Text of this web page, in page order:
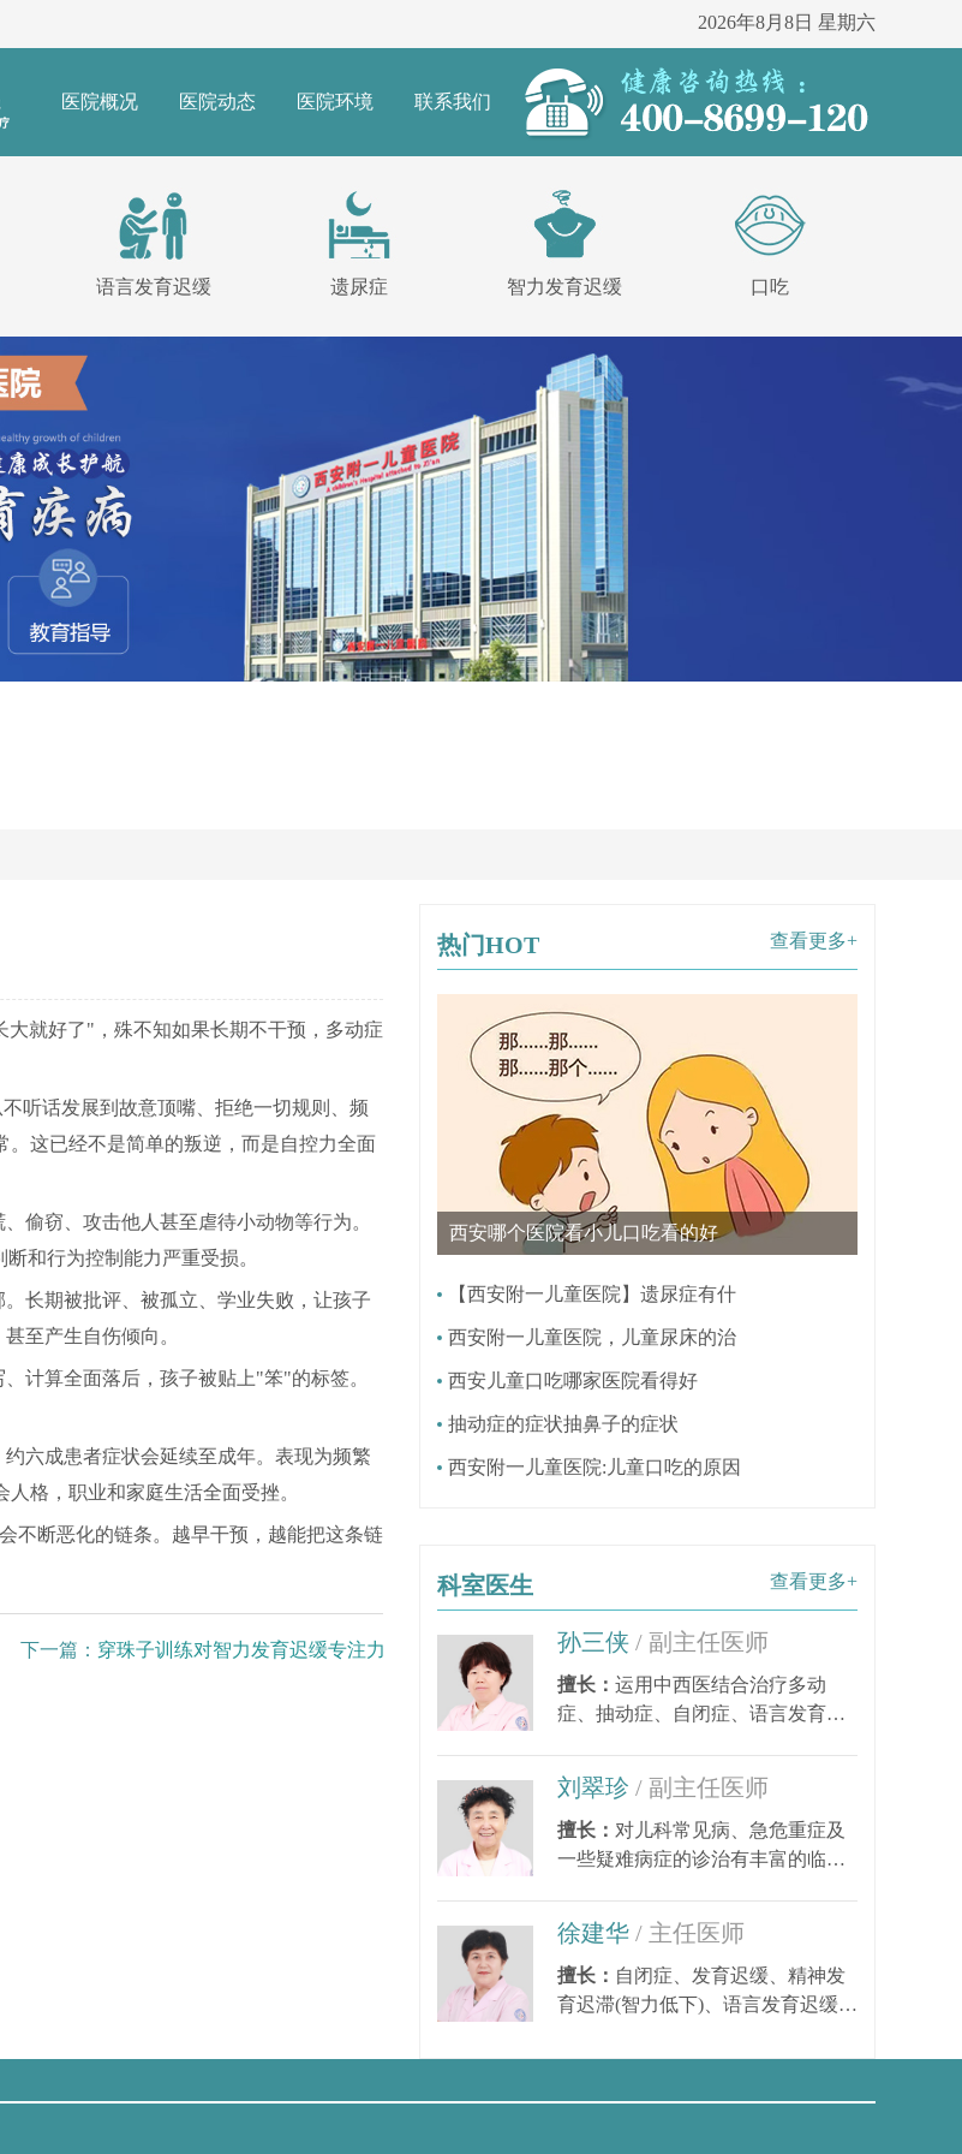
2026年8月8日 星期六
医院概况 医院动态 医院环境 联系我们
语言发育迟缓 遗尿症 智力发育迟缓 口吃
就好了"，殊不知如果长期不干预，多动症
听话发展到故意顶嘴、拒绝一切规则、频
这已经不是简单的叛逆，而是自控力全面
偷窃、攻击他人甚至虐待小动物等行为。
和行为控制能力严重受损。
长期被批评、被孤立、学业失败，让孩子
至产生自伤倾向。
计算全面落后，孩子被贴上"笨"的标签。
六成患者症状会延续至成年。表现为频繁
格，职业和家庭生活全面受挫。
不断恶化的链条。越早干预，越能把这条链
下一篇： 穿珠子训练对智力发育迟缓专注力的提升
查看更多+
热门HOT
西安哪个医院看小儿口吃看的好
【西安附一儿童医院】遗尿症有什
西安附一儿童医院，儿童尿床的治
西安儿童口吃哪家医院看得好
抽动症的症状抽鼻子的症状
西安附一儿童医院:儿童口吃的原因
查看更多+
科室医生
孙三侠 / 副主任医师
擅长： 运用中西医结合治疗多动
症、抽动症、自闭症、语言发育迟
刘翠珍 / 副主任医师
擅长： 对儿科常见病、急危重症及
一些疑难病症的诊治有丰富的临床
徐建华 / 主任医师
擅长： 自闭症、发育迟缓、精神发
育迟滞(智力低下)、语言发育迟缓、